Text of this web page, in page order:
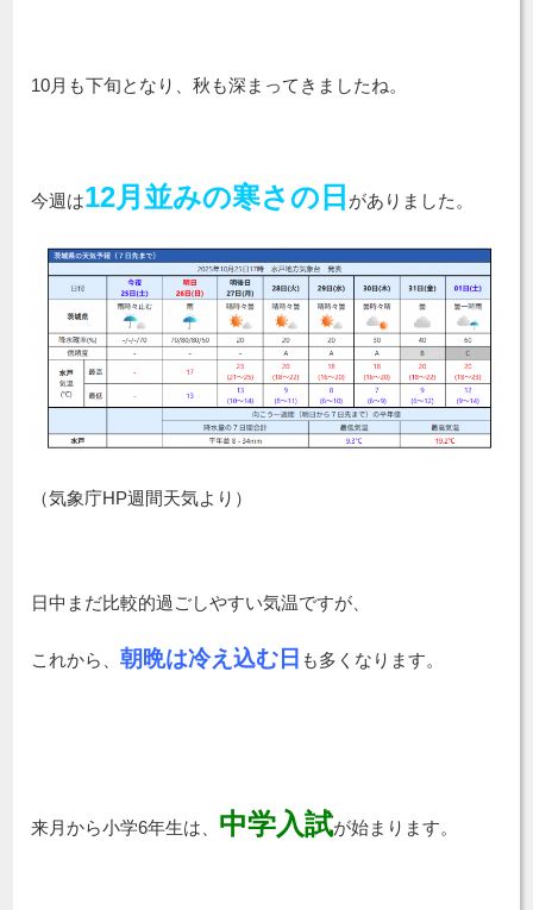
10月も下旬となり、秋も深まってきましたね。
今週は12月並みの寒さの日 がありました。
（気象庁HP週間天気より）
日中まだ比較的過ごしやすい気温ですが、
これから、朝晩は冷え込む日 も多くなります。
来月から小学6年生は、 中学入試が始まります。